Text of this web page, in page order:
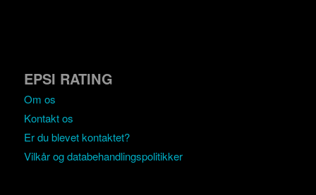
EPSI RATING
Om os
Kontakt os
Er du blevet kontaktet?
Vilkår og databehandlingspolitikker